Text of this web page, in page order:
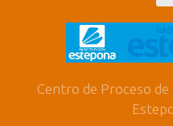
Centro de Proceso